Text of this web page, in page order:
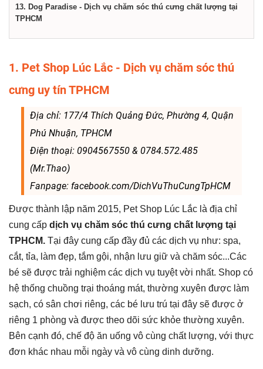
13. Dog Paradise - Dịch vụ chăm sóc thú cưng chất lượng tại
TPHCM
1. Pet Shop Lúc Lắc - Dịch vụ chăm sóc thú
cưng uy tín TPHCM
Địa chỉ: 177/4 Thích Quảng Đức, Phường 4, Quận
Phú Nhuận, TPHCM
Điện thoại: 0904567550 & 0784.572.485
(Mr.Thao)
Fanpage: facebook.com/DichVuThuCungTpHCM
Được thành lập năm 2015, Pet Shop Lúc Lắc là địa chỉ
cung cấp dịch vụ chăm sóc thú cưng chất lượng tại
TPHCM. Tại đây cung cấp đầy đủ các dịch vụ như: spa,
cắt, tỉa, làm đẹp, tắm gội, nhận lưu giữ và chăm sóc...Các
bé sẽ được trải nghiệm các dịch vụ tuyệt vời nhất. Shop có
hệ thống chuồng trại thoáng mát, thường xuyên được làm
sạch, có sân chơi riêng, các bé lưu trú tại đây sẽ được ở
riêng 1 phòng và được theo dõi sức khỏe thường xuyên.
Bên cạnh đó, chế độ ăn uống vô cùng chất lượng, với thực
đơn khác nhau mỗi ngày và vô cùng dinh dưỡng.